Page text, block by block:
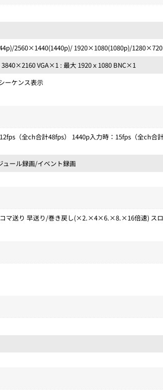
2560×1440(1440p)/ 1920×1080(1080p)/
VGA×1 : 最大 1920ｘ1080 BNC×1
ーケンス表示
（全ch合計48fps） 1440p入力時：15fps（全ch合
ュール録画/イベント録画
マ送り 早送り/巻き戻し(×2.×4×6.×8.×16倍速) ス